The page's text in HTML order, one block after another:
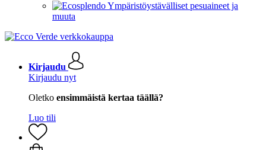
Ympäristöystävälliset pesuaineet ja
muuta
Kirjaudu
Kirjaudu nyt
Oletko ensimmäistä kertaa täällä?
Luo tili